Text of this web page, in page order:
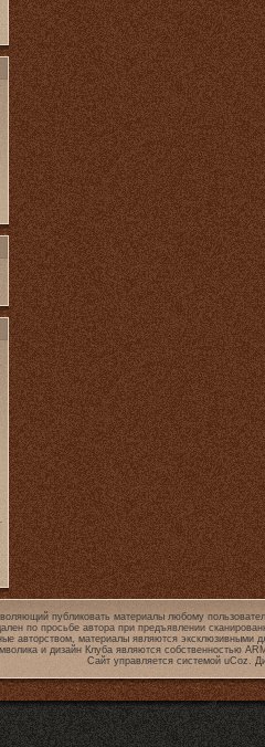
публиковать материалы любому
по просьбе автора при предъявлении
авторством, материалы являются эксклюзивными
и дизайн Клуба являются собственностью
Сайт управляется системой uCoz.